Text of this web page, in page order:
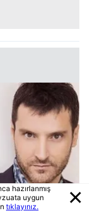
hazırlanmış
uygun
tıklayınız.